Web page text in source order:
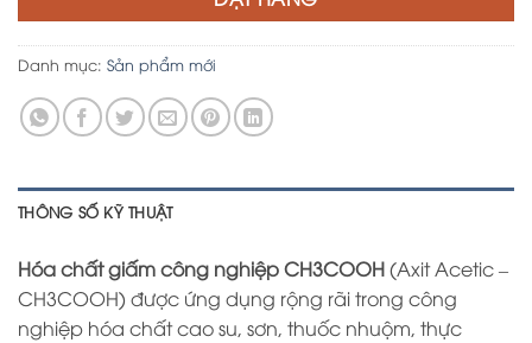
Danh mục: Sản phẩm mới
THÔNG SỐ KỸ THUẬT
Hóa chất giấm công nghiệp CH3COOH(Axit Acetic –
CH3COOH) được ứng dụng rộng rãi trong công
nghiệp hóa chất cao su, sơn, thuốc nhuộm, thực